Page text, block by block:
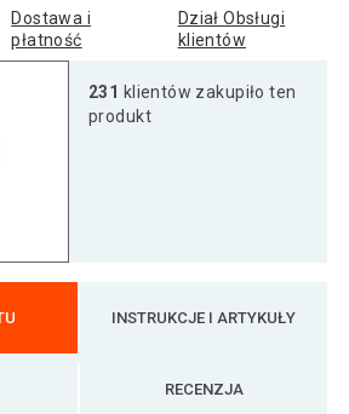
Dostawa i
płatność
Dział Obsługi
klientów
231 klientów zakupiło ten
produkt
INSTRUKCJE I ARTYKUŁY
RECENZJA